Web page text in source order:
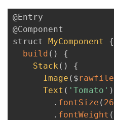
@Entry
@Component
struct MyComponent
{
build ( )
{
Stack ( )
{
Image ( $rawfile
Text ( 'Tomato' )
. fontSize ( 26
. fontWeight (